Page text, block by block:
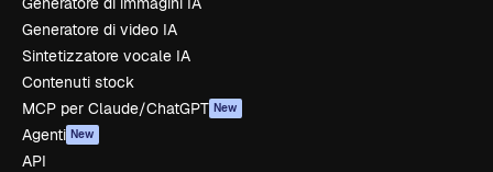
Generatore di video IA
Sintetizzatore vocale IA
Contenuti stock
MCP per Claude/ChatGPT New
Agenti New
API